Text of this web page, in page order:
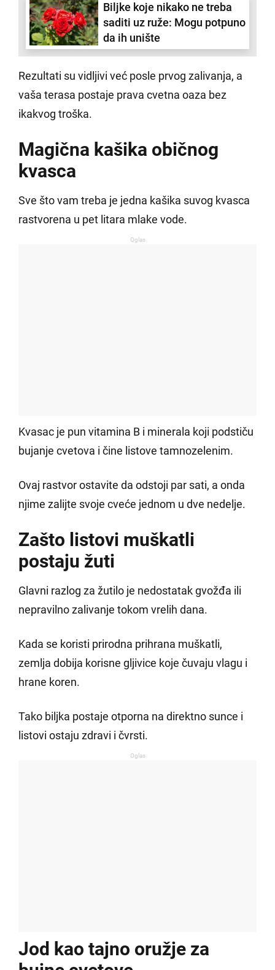
Biljke koje nikako ne treba
saditi uz ruže: Mogu potpuno
da ih unište
Rezultati su vidljivi već posle prvog zalivanja, a
vaša terasa postaje prava cvetna oaza bez
ikakvog troška.
Magična kašika običnog
kvasca
Sve što vam treba je jedna kašika suvog kvasca
rastvorena u pet litara mlake vode.
Oglas
Kvasac je pun vitamina B i minerala koji podstiču
bujanje cvetova i čine listove tamnozelenim.
Ovaj rastvor ostavite da odstoji par sati, a onda
njime zalijte svoje cveće jednom u dve nedelje.
Zašto listovi muškatli
postaju žuti
Glavni razlog za žutilo je nedostatak gvožđa ili
nepravilno zalivanje tokom vrelih dana.
Kada se koristi prirodna prihrana muškatli,
zemlja dobija korisne gljivice koje čuvaju vlagu i
hrane koren.
Tako biljka postaje otporna na direktno sunce i
listovi ostaju zdravi i čvrsti.
Oglas
Jod kao tajno oružje za